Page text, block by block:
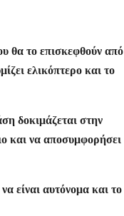
θα το επισκεφθούν από
ελικόπτερο και το
δοκιμάζεται στην
και να αποσυμφορήσει
είναι αυτόνομα και το